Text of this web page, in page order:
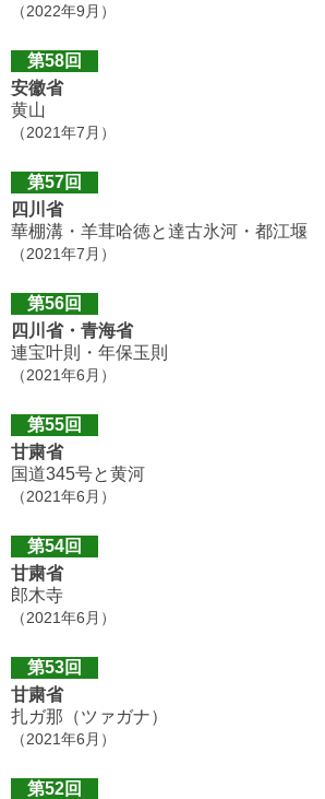
（2022年9月）
第58回
安徽省
黄山
（2021年7月）
第57回
四川省
華棚溝・羊茸哈徳と達古氷河・都江堰
（2021年7月）
第56回
四川省・青海省
連宝叶則・年保玉則
（2021年6月）
第55回
甘粛省
国道345号と黄河
（2021年6月）
第54回
甘粛省
郎木寺
（2021年6月）
第53回
甘粛省
扎ガ那（ツァガナ）
（2021年6月）
第52回